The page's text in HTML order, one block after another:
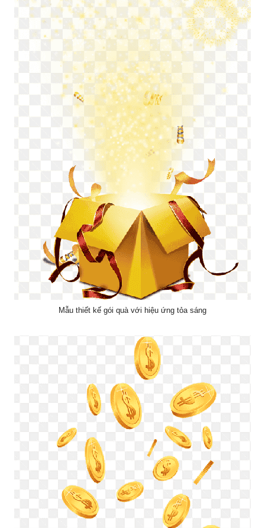
Mẫu thiết kế gói quà với hiệu ứng tỏa sáng